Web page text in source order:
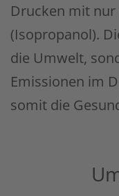
Drucken mit nur
(Isopropanol).
die Umwelt,
Emissionen im
somit die